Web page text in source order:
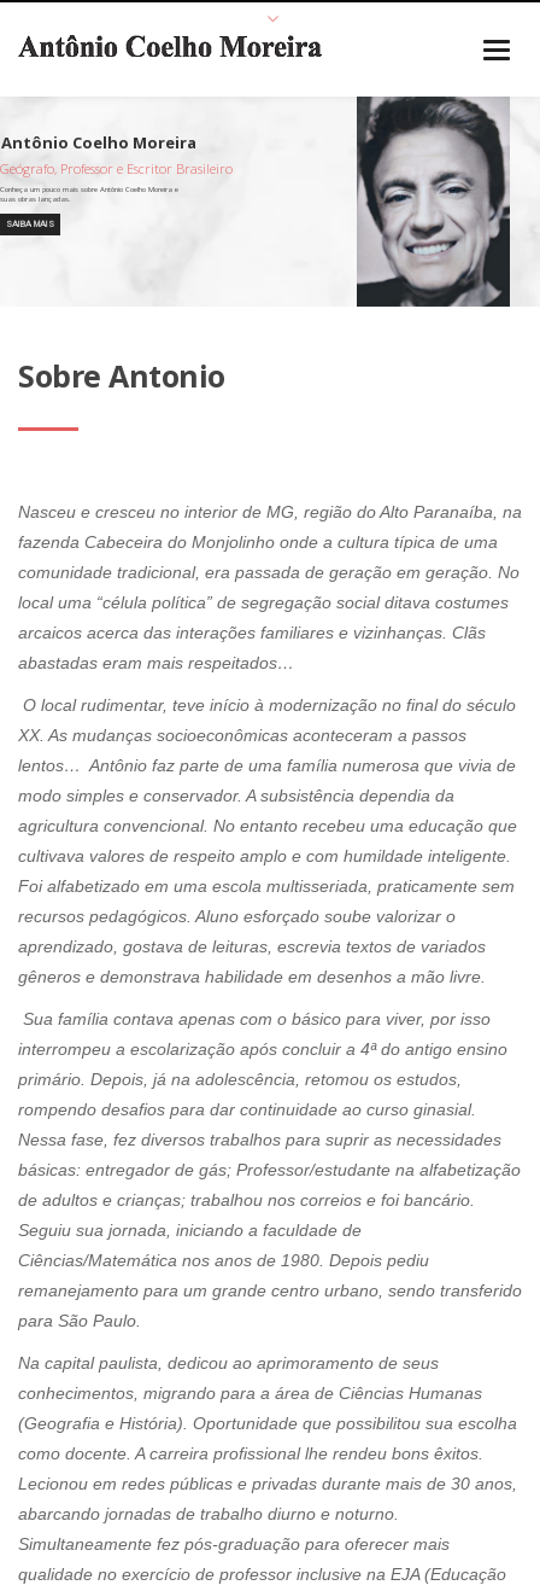
Geógrafo, Professor e Escritor Brasileiro
SAIBA MAIS
Sobre Antonio
Nasceu e cresceu no interior de MG, região do Alto Paranaíba, na
fazenda Cabeceira do Monjolinho onde a cultura típica de uma
comunidade tradicional, era passada de geração em geração. No
local uma “célula política” de segregação social ditava costumes
arcaicos acerca das interações familiares e vizinhanças. Clãs
abastadas eram mais respeitados…
O local rudimentar, teve início à modernização no final do século
XX. As mudanças socioeconômicas aconteceram a passos
lentos… Antônio faz parte de uma família numerosa que vivia de
modo simples e conservador. A subsistência dependia da
agricultura convencional. No entanto recebeu uma educação que
cultivava valores de respeito amplo e com humildade inteligente.
Foi alfabetizado em uma escola multisseriada, praticamente sem
recursos pedagógicos. Aluno esforçado soube valorizar o
aprendizado, gostava de leituras, escrevia textos de variados
gêneros e demonstrava habilidade em desenhos a mão livre.
Sua família contava apenas com o básico para viver, por isso
interrompeu a escolarização após concluir a 4ª do antigo ensino
primário. Depois, já na adolescência, retomou os estudos,
rompendo desafios para dar continuidade ao curso ginasial.
Nessa fase, fez diversos trabalhos para suprir as necessidades
básicas: entregador de gás; Professor/estudante na alfabetização
de adultos e crianças; trabalhou nos correios e foi bancário.
Seguiu sua jornada, iniciando a faculdade de
Ciências/Matemática nos anos de 1980. Depois pediu
remanejamento para um grande centro urbano, sendo transferido
para São Paulo.
Na capital paulista, dedicou ao aprimoramento de seus
conhecimentos, migrando para a área de Ciências Humanas
(Geografia e História). Oportunidade que possibilitou sua escolha
como docente. A carreira profissional lhe rendeu bons êxitos.
Lecionou em redes públicas e privadas durante mais de 30 anos,
abarcando jornadas de trabalho diurno e noturno.
Simultaneamente fez pós-graduação para oferecer mais
qualidade no exercício de professor inclusive na EJA (Educação